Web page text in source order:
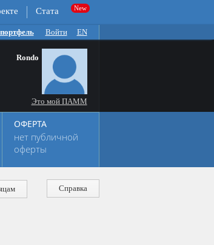
Стата
Войти EN
Rondo
Это мой ПАММ
ОФЕРТА
нет публичной
оферты
Справка